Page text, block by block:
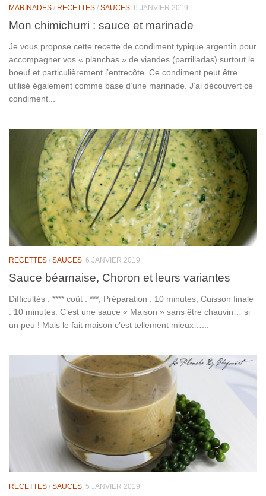
MARINADES / RECETTES / SAUCES 6 JANVIER 2019
Mon chimichurri : sauce et marinade
Je vous propose cette recette de condiment typique argentin pour
accompagner vos « planchas » de viandes (parrilladas) surtout le
boeuf et particulièrement l’entrecôte. Ce condiment peut être
utilisé également comme base d’une marinade. J’ai découvert ce
condiment...
RECETTES / SAUCES 6 JANVIER 2019
Sauce béarnaise, Choron et leurs variantes
Difficultés : **** coût : ***, Préparation : 10 minutes, Cuisson finale
: 10 minutes. C’est une sauce « Maison » sans être chauvin… si
un peu ! Mais le fait maison c’est tellement mieux…...
RECETTES / SAUCES 5 JANVIER 2019